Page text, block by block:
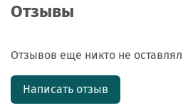
Отзывы
Отзывов еще никто не оставлял
Написать отзыв